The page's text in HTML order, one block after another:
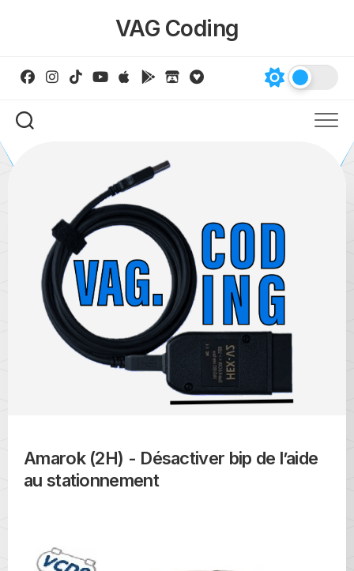
VAG Coding
Amarok (2H) - Désactiver bip de l’aide
au stationnement